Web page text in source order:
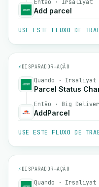
Então · Irsaliyat
Add parcel
USE ESTE FLUXO DE
⚡ DISPARADOR→AÇÃO
Quando · Irsaliyat
Parcel Status
Então · Big
AddParcel
USE ESTE FLUXO DE
⚡ DISPARADOR→AÇÃO
Quando · Irsaliyat